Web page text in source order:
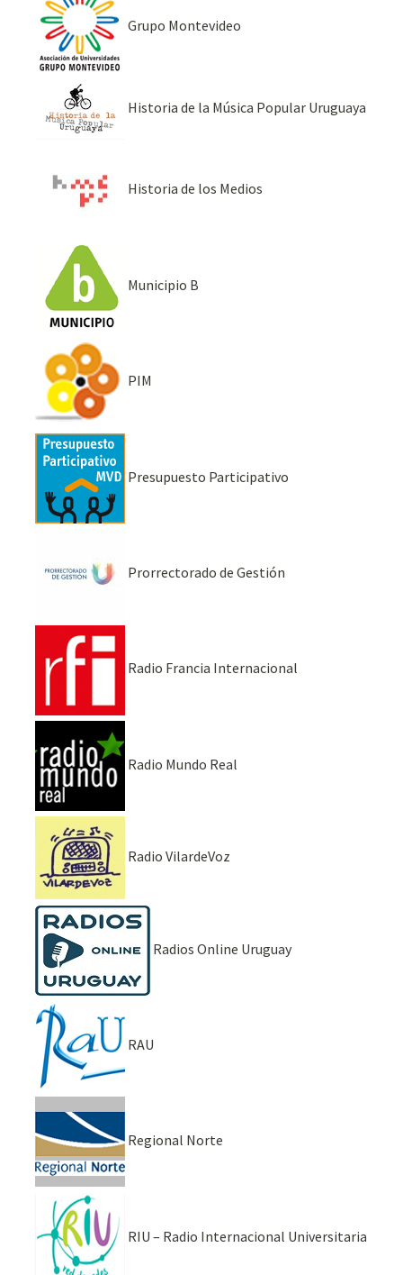
Grupo Montevideo
Historia de la Música Popular Uruguaya
Historia de los Medios
Municipio B
PIM
Presupuesto Participativo
Prorrectorado de Gestión
Radio Francia Internacional
Radio Mundo Real
Radio VilardeVoz
Radios Online Uruguay
RAU
Regional Norte
RIU – Radio Internacional Universitaria